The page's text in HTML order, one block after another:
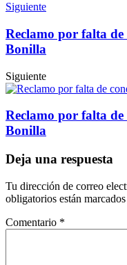
Siguiente
Reclamo por falta
Bonilla
Siguiente
Reclamo por falta
Bonilla
Deja una respuesta
Tu dirección de correo
obligatorios están
Comentario *